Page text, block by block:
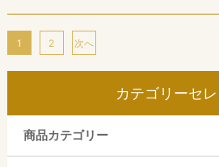
1 2 次へ
カテゴリーセレ
商品カテゴリー